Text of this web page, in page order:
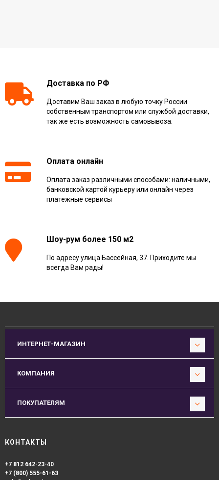
Доставка по РФ
Доставим Ваш заказ в любую точку России
собственным транспортом или службой доставки,
так же есть возможность самовывоза.
Оплата онлайн
Оплата заказ различными способами: наличными,
банковской картой курьеру или онлайн через
платежные сервисы
Шоу-рум более 150 м2
По адресу улица Бассейная, 37. Приходите мы
всегда Вам рады!
ИНТЕРНЕТ-МАГАЗИН
КОМПАНИЯ
ПОКУПАТЕЛЯМ
КОНТАКТЫ
+7 812 642-23-40
+7 (800) 555-61-63